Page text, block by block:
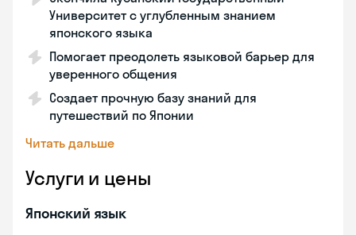
Университет с углубленным знанием
японского языка
Помогает преодолеть языковой барьер для
уверенного общения
Создает прочную базу знаний для
путешествий по Японии
Читать дальше
Услуги и цены
Японский язык